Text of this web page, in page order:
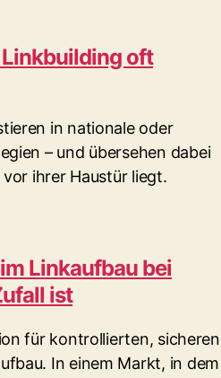
oft
in nationale oder
– und übersehen dabei
ihrer Haustür liegt.
Linkaufbau bei
ist
für kontrollierten, sicheren
In einem Markt, in dem